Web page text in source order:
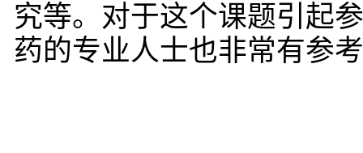
究等。对于这个课题引起
药的专业人士也非常有参